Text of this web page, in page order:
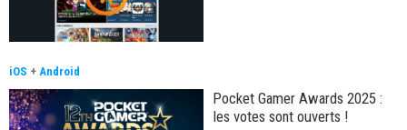
iOS + Android
Pocket Gamer Awards 2025 :
les votes sont ouverts !